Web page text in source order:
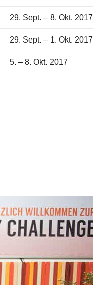
29. Sept. – 8. Okt. 2017
29. Sept. – 1. Okt. 2017
5. – 8. Okt. 2017